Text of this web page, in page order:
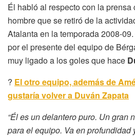
Él habló al respecto con la prensa
hombre que se retiró de la
Atalanta en la temporada 2008-
por el presente del equipo de
muy ligado a los goles que hace
? El otro equipo, además de
gustaría volver a Duván Zapata
“Él es un delantero puro. Un gran
para el equipo. Va en